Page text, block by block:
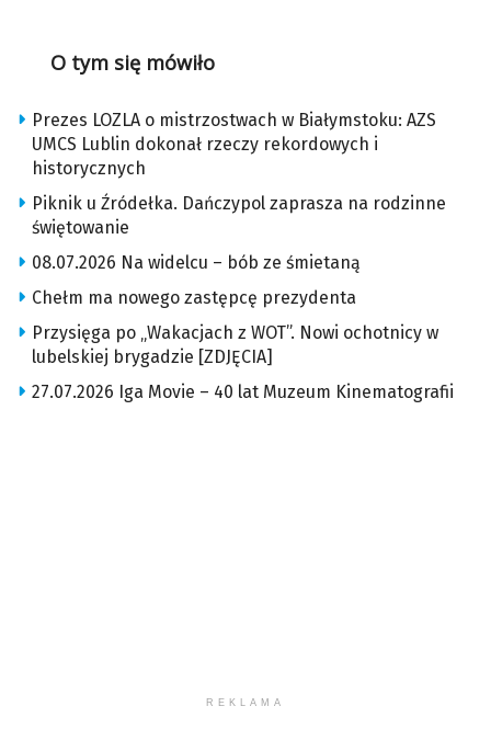
O tym się mówiło
Prezes LOZLA o mistrzostwach w Białymstoku: AZS
UMCS Lublin dokonał rzeczy rekordowych i
historycznych
Piknik u Źródełka. Dańczypol zaprasza na rodzinne
świętowanie
08.07.2026 Na widelcu – bób ze śmietaną
Chełm ma nowego zastępcę prezydenta
Przysięga po „Wakacjach z WOT”. Nowi ochotnicy w
lubelskiej brygadzie [ZDJĘCIA]
27.07.2026 Iga Movie – 40 lat Muzeum Kinematografii
REKLAMA